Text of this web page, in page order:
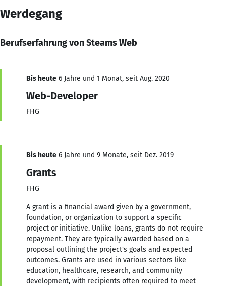
Werdegang
Berufserfahrung von Steams Web
Bis heute 6 Jahre und 1 Monat, seit Aug. 2020
Web-Developer
FHG
Bis heute 6 Jahre und 9 Monate, seit Dez. 2019
Grants
FHG
A grant is a financial award given by a government,
foundation, or organization to support a specific
project or initiative. Unlike loans, grants do not require
repayment. They are typically awarded based on a
proposal outlining the project's goals and expected
outcomes. Grants are used in various sectors like
education, healthcare, research, and community
development, with recipients often required to meet